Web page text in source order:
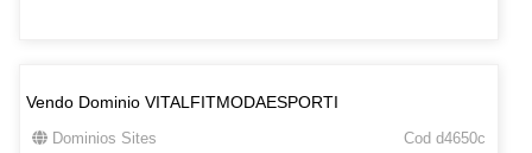
Vendo Dominio VITALFITMODAESPORTI
Dominios Sites Cod d4650c